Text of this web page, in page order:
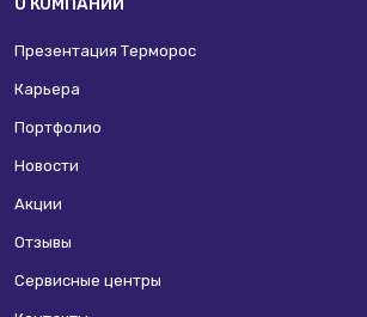
О КОМПАНИИ
Презентация Терморос
Карьера
Портфолио
Новости
Акции
Отзывы
Сервисные центры